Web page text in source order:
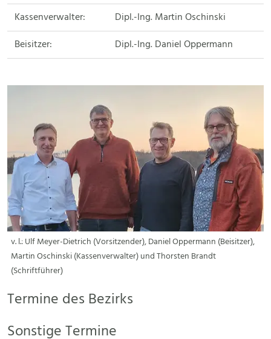
Kassenverwalter:
Dipl.-Ing. Martin Oschinski
Beisitzer:
Dipl.-Ing. Daniel Oppermann
v. l.: Ulf Meyer-Dietrich (Vorsitzender), Daniel Oppermann (Beisitzer),
Martin Oschinski (Kassenverwalter) und Thorsten Brandt
(Schriftführer)
Termine des Bezirks
Sonstige Termine